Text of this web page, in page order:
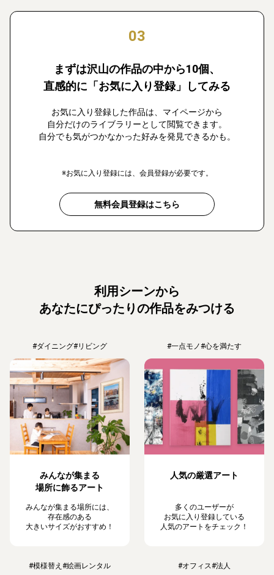
03
まずは沢山の作品の中から10個、
直感的に「お気に入り登録」してみる
お気に入り登録した作品は、マイページから
自分だけのライブラリーとして閲覧できます。
自分でも気がつかなかった好みを発見できるかも。
※お気に入り登録には、会員登録が必要です。
無料会員登録はこちら
利用シーンから
あなたにぴったりの作品をみつける
#ダイニング#リビング
みんなが集まる
場所に飾るアート
みんなが集まる場所には、
存在感のある
大きいサイズがおすすめ！
#一点モノ#心を満たす
人気の厳選アート
多くのユーザーが
お気に入り登録している
人気のアートをチェック！
#模様替え #絵画レンタル #オフィス#法人